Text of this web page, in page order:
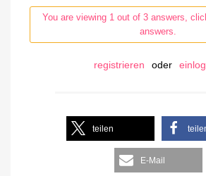
You are viewing 1 out of 3 answers,
answers.
registrieren oder
teilen
E-Mail